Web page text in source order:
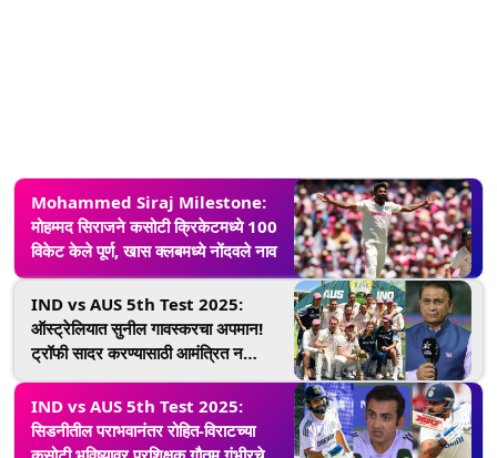
Mohammed Siraj Milestone:
मोहम्मद सिराजने कसोटी क्रिकेटमध्ये 100
विकेट केले पूर्ण, खास क्लबमध्ये नोंदवले नाव
IND vs AUS 5th Test 2025:
ऑस्ट्रेलियात सुनील गावस्करचा अपमान!
ट्रॉफी सादर करण्यासाठी आमंत्रित न
केल्याबद्दल व्यक्त केली नाराजी
IND vs AUS 5th Test 2025:
सिडनीतील पराभवानंतर रोहित-विराटच्या